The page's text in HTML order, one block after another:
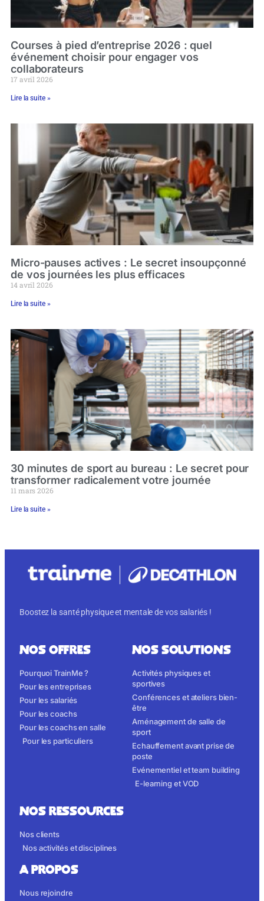
Courses à pied d’entreprise 2026 : quel
événement choisir pour engager vos
collaborateurs
17 avril 2026
Lire la suite »
Micro-pauses actives : Le secret insoupçonné
de vos journées les plus efficaces
14 avril 2026
Lire la suite »
30 minutes de sport au bureau : Le secret pour
transformer radicalement votre journée
11 mars 2026
Lire la suite »
Boostez la santé physique et mentale de vos salariés !
NOS OFFRES
Pourquoi TrainMe ?
Pour les entreprises
Pour les salariés
Pour les coachs
Pour les coachs en salle
Pour les particuliers
NOS SOLUTIONS
Activités physiques et
sportives
Conférences et ateliers bien-
être
Aménagement de salle de
sport
Echauffement avant prise de
poste
Evénementiel et team building
E-learning et VOD
NOS RESSOURCES
Nos clients
Nos activités et disciplines
A propos
Nous rejoindre